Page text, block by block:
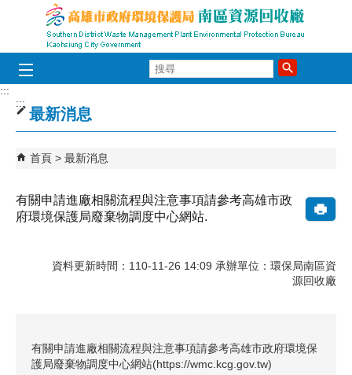
跳到主要內容區塊
尋
:::
:::
最新消息
首頁 最新消息
有關申請進廠相關流程與注意事項請參考高雄市政
府環境保護局廢棄物調度中心網站.
資料更新時間：110-11-26 14:09 承辦單位：環保局南區資
源回收廠
有關申請進廠相關流程與注意事項請參考高雄市政府環境保
護局廢棄物調度中心網站(https://wmc.kcg.gov.tw)